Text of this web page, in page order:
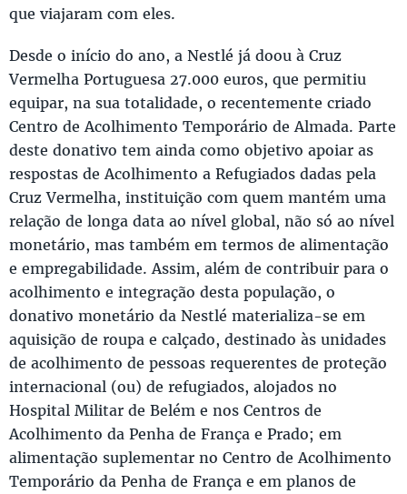
que viajaram com eles.
Desde o início do ano, a Nestlé já doou à Cruz
Vermelha Portuguesa 27.000 euros, que permitiu
equipar, na sua totalidade, o recentemente criado
Centro de Acolhimento Temporário de Almada. Parte
deste donativo tem ainda como objetivo apoiar as
respostas de Acolhimento a Refugiados dadas pela
Cruz Vermelha, instituição com quem mantém uma
relação de longa data ao nível global, não só ao nível
monetário, mas também em termos de alimentação
e empregabilidade. Assim, além de contribuir para o
acolhimento e integração desta população, o
donativo monetário da Nestlé materializa-se em
aquisição de roupa e calçado, destinado às unidades
de acolhimento de pessoas requerentes de proteção
internacional (ou) de refugiados, alojados no
Hospital Militar de Belém e nos Centros de
Acolhimento da Penha de França e Prado; em
alimentação suplementar no Centro de Acolhimento
Temporário da Penha de França e em planos de